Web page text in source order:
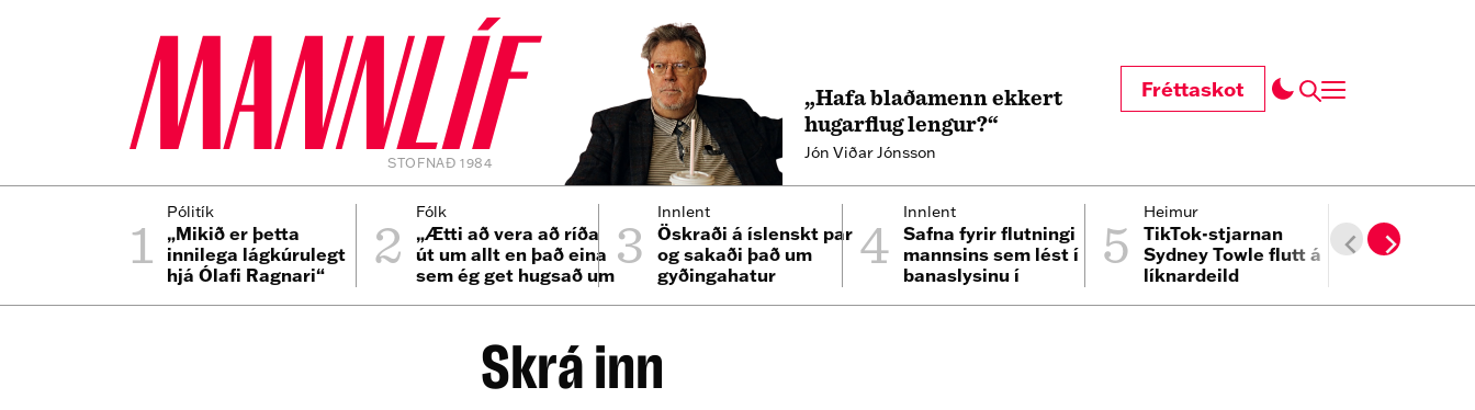
STOFNAÐ 1984
„Hafa blaðamenn ekkert
hugarflug lengur?“
Jón Viðar Jónsson
Fréttaskot
1 Pólitík
„Mikið er þetta
innilega lágkúrulegt
hjá Ólafi Ragnari“
2 Fólk
„Ætti að vera að ríða
út um allt en það eina
sem ég get hugsað um3 Innlent
Öskraði á íslenskt par
og sakaði það um
gyðingahatur
4 Innlent
Safna fyrir flutningi
mannsins sem lést í
banaslysinu í
5 Heimur
TikTok-stjarnan
Sydney Towle flutt á
líknardeild
6
Lætur
baukinn í
Skrá inn